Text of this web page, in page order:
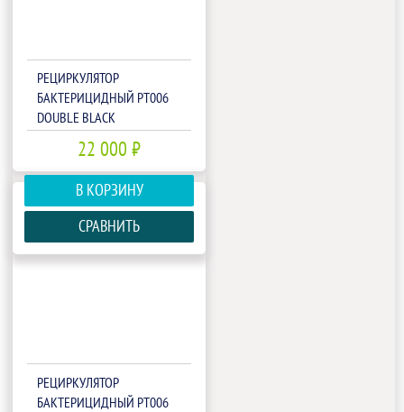
РЕЦИРКУЛЯТОР
БАКТЕРИЦИДНЫЙ РТ006
DOUBLE BLACK
22 000 ₽
В КОРЗИНУ
СРАВНИТЬ
РЕЦИРКУЛЯТОР
БАКТЕРИЦИДНЫЙ РТ006